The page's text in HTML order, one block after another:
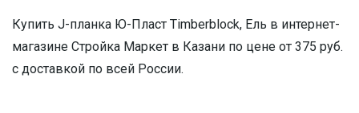
Купить J-планка Ю-Пласт Timberblock, Ель в интернет-
магазине Стройка Маркет в Казани по цене от 375 руб.
с доставкой по всей России.